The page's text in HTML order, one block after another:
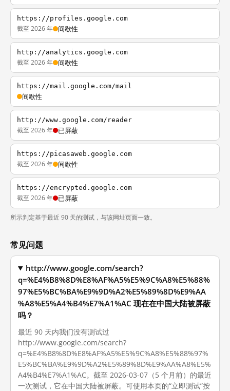
https://profiles.google.com
截至 2026 年 间歇性
http://analytics.google.com
截至 2026 年 间歇性
https://mail.google.com/mail
间歇性
http://www.google.com/reader
截至 2026 年 已屏蔽
https://picasaweb.google.com
截至 2026 年 间歇性
https://encrypted.google.com
截至 2026 年 已屏蔽
所示判定基于最近 90 天的测试，与该网址页面一致。
常见问题
http://www.google.com/search?
q=%E4%B8%8D%E8%AF%A5%E5%9C%A8%E5%88%
97%E5%BC%BA%E9%9D%A2%E5%89%8D%E9%AA
%A8%E5%A4%B4%E7%A1%AC 现在在中国大陆被屏蔽
吗？
最近 90 天内我们没有测试过
http://www.google.com/search?
q=%E4%B8%8D%E8%AF%A5%E5%9C%A8%E5%88%97%
E5%BC%BA%E9%9D%A2%E5%89%8D%E9%AA%A8%E5%
A4%B4%E7%A1%AC。截至 2026-03-07（5 个月前）的最近
一次测试，它在中国大陆被屏蔽。可使用本页的“立即测试”按